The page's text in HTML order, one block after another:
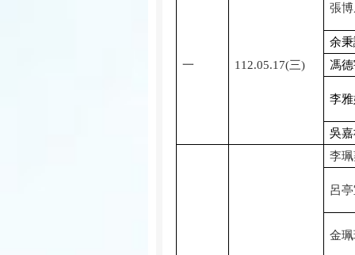
一 112.05.17(三)
張
余
馮
李
吳
李
呂
金